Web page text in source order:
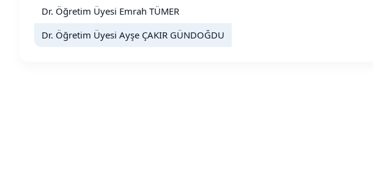
Dr. Öğretim Üyesi Emrah TÜMER
Dr. Öğretim Üyesi Ayşe ÇAKIR GÜNDOĞDU